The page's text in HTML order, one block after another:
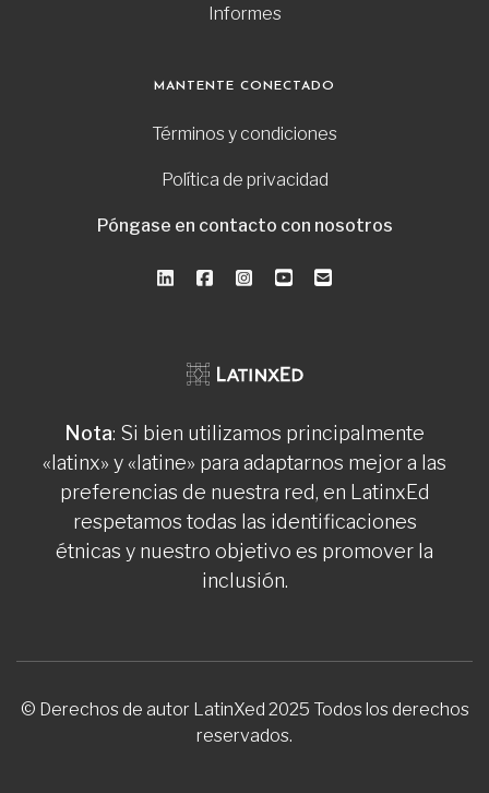
Nota: Si bien utilizamos principalmente
«latinx» y «latine» para adaptarnos mejor a las
preferencias de nuestra red, en LatinxEd
respetamos todas las identificaciones
étnicas y nuestro objetivo es promover la
inclusión.
Informes
MANTENTE CONECTADO
Términos y condiciones
Política de privacidad
Póngase en contacto con nosotros
© Derechos de autor LatinXed 2025 Todos los derechos
reservados.